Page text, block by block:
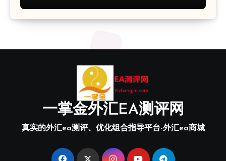
一掌金外汇EA测评网
真实的外汇ea测评、优化组合指导平台-外汇ea商城